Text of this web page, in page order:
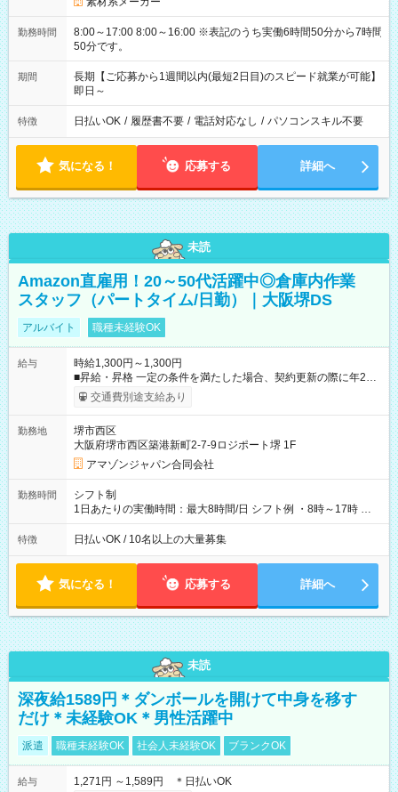
勤務時間
8:00～17:00 8:00～16:00 ※表記のうち実働6時間50分から7時間
50分です。
期間
長期【ご応募から1週間以内(最短2日目)のスピード就業が可能】
即日～
特徴 日払いOK / 履歴書不要 / 電話対応なし / パソコンスキル不要
気になる！ 応募する 詳細へ
未読
Amazon直雇用！20～50代活躍中◎倉庫内作業
スタッフ（パートタイム/日勤）｜大阪堺DS
アルバイト 職種未経験OK
給与
時給1,300円～1,300円
■昇給・昇格 一定の条件を満たした場合、契約更新の際に年2回
まで昇給の機会があります。 ■正社員登用制度あり ※月末締/翌
月25日支払い ※時間外手当、別途支給 ※深夜割増賃金 (22:00～
☆Amazon直雇用で安定して働けます！ 【試用期間】試用期間
あり 試用期間の長さ：1週間 雇用形態、給与は本採用時と同じ
です。
交通費別途支給あり
勤務地
堺市西区
大阪府堺市西区築港新町2-7-9ロジポート堺 1F
アマゾンジャパン合同会社
勤務時間
シフト制
1日あたりの実働時間：最大8時間/日 シフト例 ・8時～17時 ・
12時～21時
特徴 日払いOK / 10名以上の大量募集
気になる！ 応募する 詳細へ
未読
深夜給1589円＊ダンボールを開けて中身を移す
だけ＊未経験OK＊男性活躍中
派遣 職種未経験OK 社会人未経験OK ブランクOK
給与 1,271円 ～1,589円 ＊日払いOK